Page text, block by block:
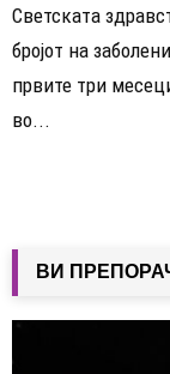
Светската
бројот на
првите три
во...
ВИ